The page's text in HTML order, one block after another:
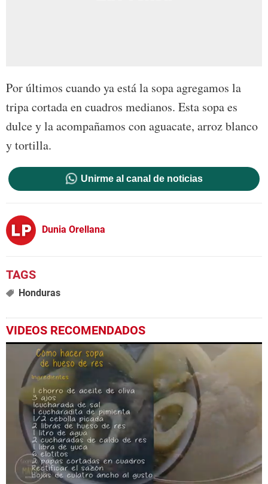
Por últimos cuando ya está la sopa agregamos la
tripa cortada en cuadros medianos. Esta sopa es
dulce y la acompañamos con aguacate, arroz blanco
y tortilla.
Unirme al canal de noticias
Dunia Orellana
Honduras
VIDEOS RECOMENDADOS